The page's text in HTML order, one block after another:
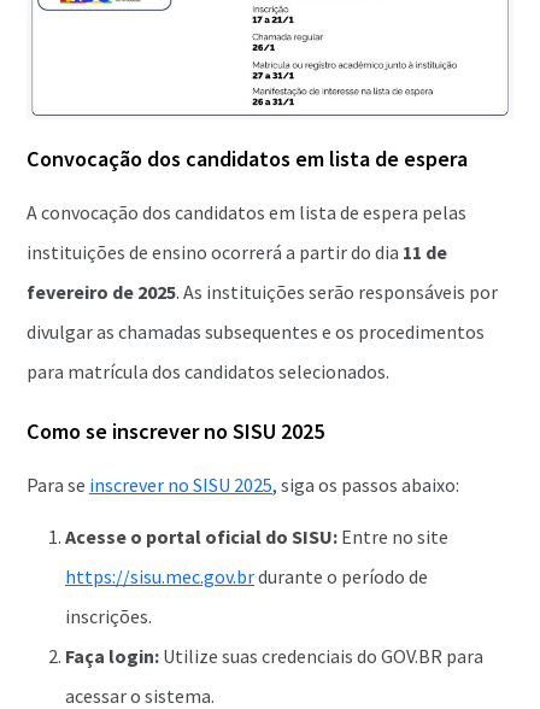
Convocação dos candidatos em lista de espera
A convocação dos candidatos em lista de espera pelas
instituições de ensino ocorrerá a partir do dia 11 de
fevereiro de 2025. As instituições serão responsáveis por
divulgar as chamadas subsequentes e os procedimentos
para matrícula dos candidatos selecionados.
Como se inscrever no SISU 2025
Para se inscrever no SISU 2025, siga os passos abaixo:
Acesse o portal oficial do SISU: Entre no site
https://sisu.mec.gov.brdurante o período de
inscrições.
Faça login: Utilize suas credenciais do GOV.BR para
acessar o sistema.